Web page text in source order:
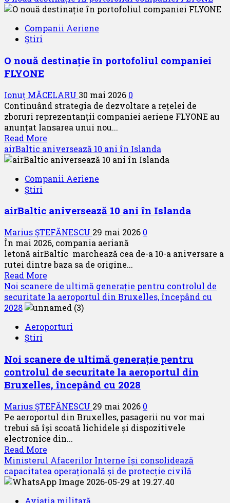
about
cabină
–
lumina
reflectoarelor
din
lumea
Companii Aeriene
Știri
O nouă destinație în portofoliul companiei
FLYONE
Ionuț MĂCELARU 30 mai 2026 0
Continuând strategia de dezvoltare a rețelei de
zboruri reprezentanții companiei aeriene FLYONE au
anunțat lansarea unui nou...
Read More
more
about
nouă
portofoliul
FLYONE
airBaltic aniversează 10 ani în Islanda
Companii Aeriene
Știri
airBaltic aniversează 10 ani în Islanda
Marius ȘTEFĂNESCU 29 mai 2026 0
În mai 2026, compania aeriană
letonă airBaltic marchează cea de-a 10-a aniversare a
rutei dintre baza sa de origine...
Read More
more
about
airBaltic
10
Islanda
Noi scanere de ultimă generație pentru controlul de
securitate la aeroportul din Bruxelles, începând cu
2028
Aeroporturi
Știri
Noi scanere de ultimă generație pentru
controlul de securitate la aeroportul din
Bruxelles, începând cu 2028
Marius ȘTEFĂNESCU 29 mai 2026 0
Pe aeroportul din Bruxelles, pasagerii nu vor mai
trebui să își scoată lichidele și dispozitivele
electronice din...
Read More
more
about
Noi
Ministerul Afacerilor Interne își consolidează
capacitatea operațională și de protecție civilă
Aviația militară